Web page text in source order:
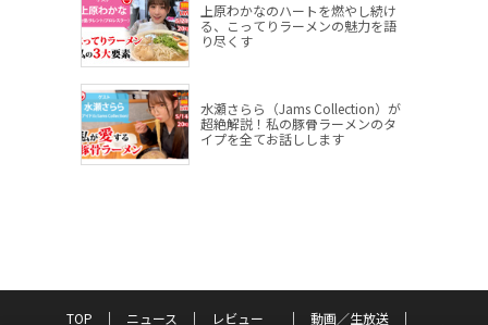
上原わかなのハートを燃やし続け
る、こってりラーメンの魅力を語
り尽くす
水瀬さらら（Jams Collection）が
超絶解説！私の豚骨ラーメンのタ
イプを全てお話しします
TOP ニュース レビュー 動画／生放送